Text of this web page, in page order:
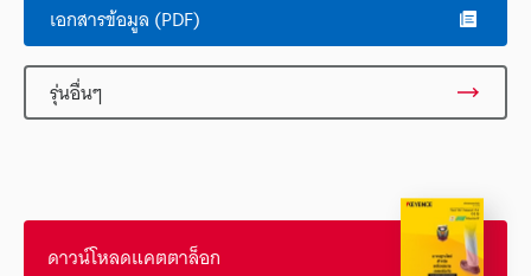
เอกสารข้อมูล (PDF)
รุ่นอื่นๆ
ดาวน์โหลดแคตตาล็อก